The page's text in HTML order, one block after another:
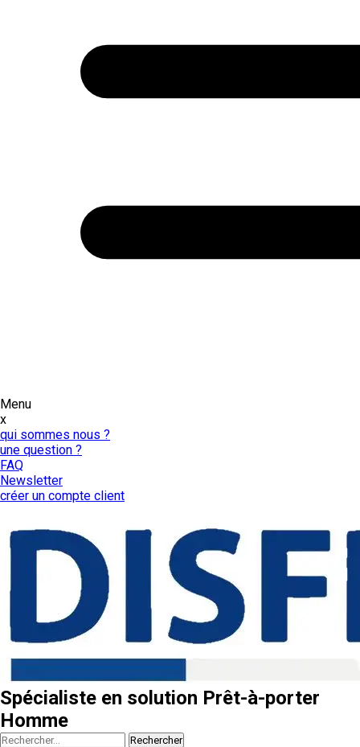
Menu
x
qui sommes nous ?
une question ?
FAQ
Newsletter
créer un compte client
Spécialiste en solution Prêt-à-porter
Homme
Rechercher